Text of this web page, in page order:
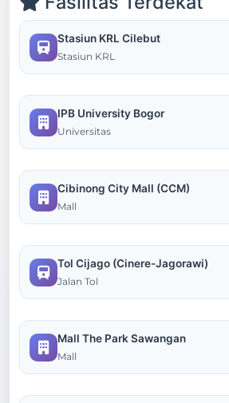
Stasiun KRL Cilebut
Stasiun KRL
IPB University Bogor
Universitas
Cibinong City Mall (CCM)
Mall
Tol Cijago (Cinere-Jagorawi)
Jalan Tol
Mall The Park Sawangan
Mall